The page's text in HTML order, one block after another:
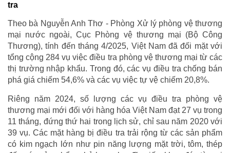
tra
Theo bà Nguyễn Anh Thơ - Phòng Xử lý phòng vệ thương
mại nước ngoài, Cục Phòng vệ thương mại (Bộ Công
Thương), tính đến tháng 4/2025, Việt Nam đã đối mặt với
tổng cộng 284 vụ việc điều tra phòng vệ thương mại từ các
thị trường nhập khẩu. Trong đó, các vụ điều tra chống bán
phá giá chiếm 54,6% và các vụ việc tự vệ chiếm 20,8%.
Riêng năm 2024, số lượng các vụ điều tra phòng vệ
thương mại mới đối với hàng hóa Việt Nam đạt 27 vụ trong
11 tháng, đứng thứ hai trong lịch sử, chỉ sau năm 2020 với
39 vụ. Các mặt hàng bị điều tra trải rộng từ các sản phẩm
có kim ngạch lớn như pin năng lượng mặt trời, tôm, thép